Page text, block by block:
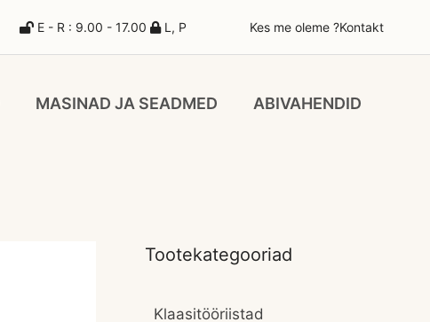
E - R : 9.00 - 17.00 L, P Kes me oleme ?Kontakt
MASINAD JA SEADMED ABIVAHENDID
Tootekategooriad
Klaasitööriistad